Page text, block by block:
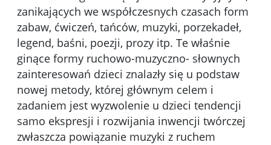
zanikających we współczesnych czasach form
zabaw, ćwiczeń, tańców, muzyki, porzekadeł,
legend, baśni, poezji, prozy itp. Te właśnie
ginące formy ruchowo-muzyczno- słownych
zainteresowań dzieci znalazły się u podstaw
nowej metody, której głównym celem i
zadaniem jest wyzwolenie u dzieci tendencji
samo ekspresji i rozwijania inwencji twórczej
zwłaszcza powiązanie muzyki z ruchem